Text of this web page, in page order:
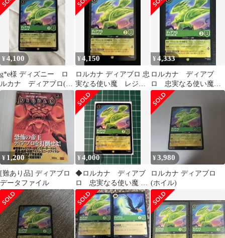
¥4,100
g*e様 ディズニー ロ
ルカナ ディアブロ(忠
実なる使い魔) レジェ
ンダリー
¥4,150
ロルカナ ディアブロ 忠
実なる使い魔 レジェ
ンダリー
¥4,333
ロルカナ ディアブ
ロ 忠実なる使い魔
レジェンダリー
¥ 1,200
[難あり品] ディアブロ
データファイル
¥4,000
◆ロルカナ ディアブ
ロ 忠実なる使い魔 レ
ジェンダリー
¥3,980
ロルカナ ディアブロ
(ホイル)